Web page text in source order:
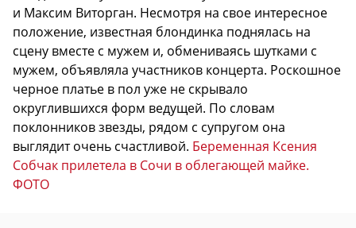
и Максим Виторган. Несмотря на свое интересное
положение, известная блондинка поднялась на
сцену вместе с мужем и, обмениваясь шутками с
мужем, объявляла участников концерта. Роскошное
черное платье в пол уже не скрывало
округлившихся форм ведущей. По словам
поклонников звезды, рядом с супругом она
выглядит очень счастливой. Беременная Ксения
Собчак прилетела в Сочи в облегающей майке.
ФОТО